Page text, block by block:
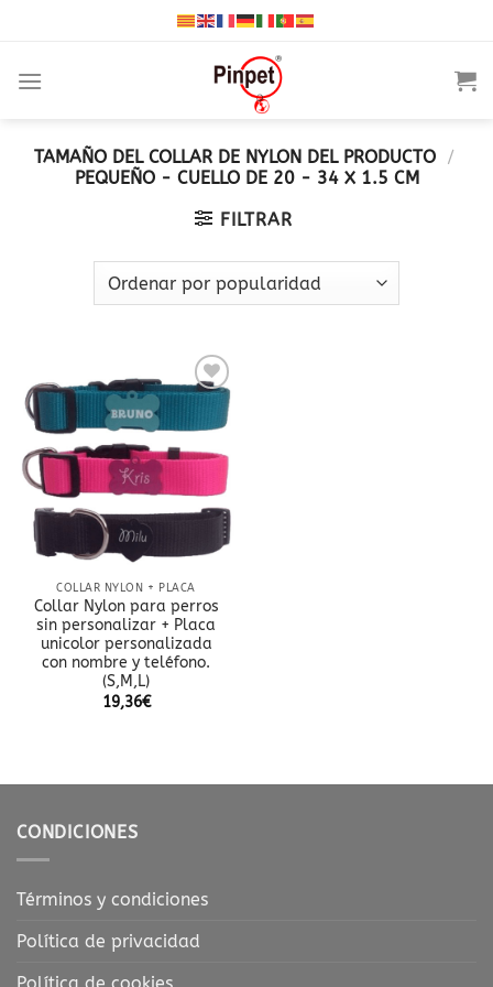
TAMAÑO DEL COLLAR DE NYLON DEL PRODUCTO /
PEQUEÑO - CUELLO DE 20 - 34 X 1.5 CM
FILTRAR
lista
de
deseos
COLLAR NYLON + PLACA
Collar Nylon para perros
sin personalizar + Placa
unicolor personalizada
con nombre y teléfono.
(S,M,L)
19,36€
CONDICIONES
Términos y condiciones
Política de privacidad